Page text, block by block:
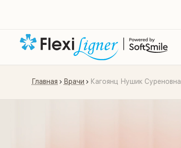
Главная Врачи Кагоянц Нушик Суреновна